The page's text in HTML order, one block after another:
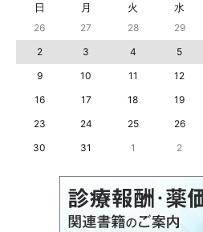
日 月 火 水
26 27 28 29
2
3 4 5
9
10 11 12
16
17 18 19
23
24 25 26
30
31 1 2